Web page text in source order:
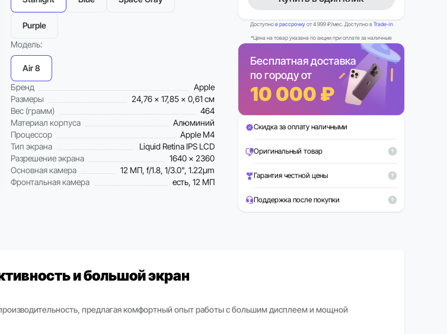
Purple
Модель:
Air 8
Бренд
Apple
Размеры
24,76 x 17,85 x 0,61 см
Вес (грамм)
464
Материал корпуса
Алюминий
Процессор
Apple M4
Тип экрана
Liquid Retina IPS LCD
Разрешение экрана
1640 x 2360
Основная камера
12 МП, f/1.8, 1/3.0", 1.22µm
Фронтальная камера
есть, 12 МП
Доступнов рассрочкуот 4 999 ₽/мес. Доступно вTrade-in
*Цена на товар указана по акции при оплате за наличные
Бесплатная доставка
по городу от
10 000 ₽
Скидка за оплату наличными
Оригинальный товар
Гарантия честной цены
Поддержка после покупки
и большой экран
предлагая комфортный опыт работы с большим дисплеем и мощной